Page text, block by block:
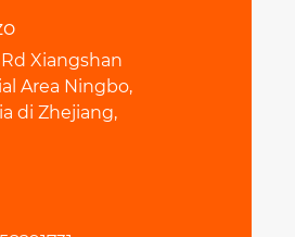
Rd Xiangshan
Area Ningbo,
di Zhejiang,